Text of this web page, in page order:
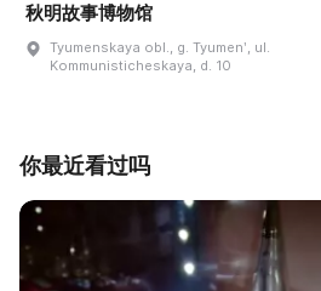
秋明故事博物馆
Tyumenskaya obl., g. Tyumenʹ, ul.
Kommunisticheskaya, d. 10
你最近看过吗